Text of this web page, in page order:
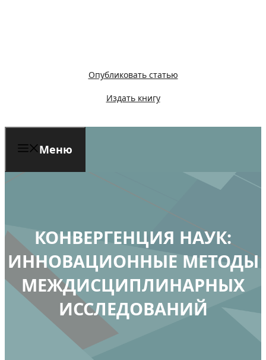
Опубликовать статью
Издать книгу
Меню
КОНВЕРГЕНЦИЯ НАУК:
ИННОВАЦИОННЫЕ МЕТОДЫ
МЕЖДИСЦИПЛИНАРНЫХ
ИССЛЕДОВАНИЙ